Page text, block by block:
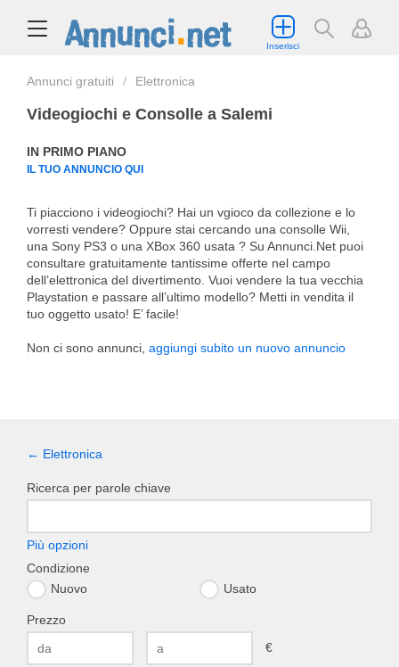
Inserisci
Annunci gratuiti Elettronica
Videogiochi e Consolle a Salemi
IN PRIMO PIANO
IL TUO ANNUNCIO QUI
Ti piacciono i videogiochi? Hai un vgioco da collezione e lo
vorresti vendere? Oppure stai cercando una consolle Wii,
una Sony PS3 o una XBox 360 usata ? Su Annunci.Net puoi
consultare gratuitamente tantissime offerte nel campo
dell’elettronica del divertimento. Vuoi vendere la tua vecchia
Playstation e passare all’ultimo modello? Metti in vendita il
tuo oggetto usato! E’ facile!
Non ci sono annunci, aggiungi subito un nuovo annuncio
← Elettronica
Ricerca per parole chiave
Più opzioni
Condizione
Nuovo
Usato
Prezzo
€